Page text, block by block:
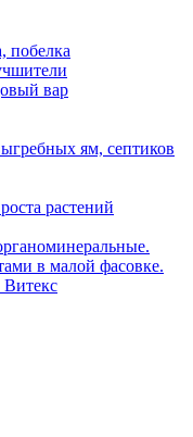
побелка
вар
ям, септиков
растений
в малой фасовке.
Витекс